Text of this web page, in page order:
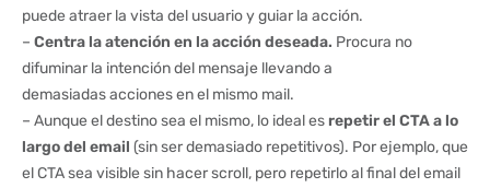
puede atraer la vista del usuario y guiar la acción.
– Centra la atención en la acción deseada. Procura no
difuminar la intención del mensaje llevando a
demasiadas acciones en el mismo mail.
– Aunque el destino sea el mismo, lo ideal es repetir el CTA a lo
largo del email (sin ser demasiado repetitivos). Por ejemplo, que
el CTA sea visible sin hacer scroll, pero repetirlo al final del email